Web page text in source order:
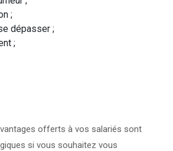
;
dépasser ;
;
offerts à vos salariés sont
si vous souhaitez vous